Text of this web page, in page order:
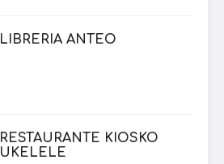
LIBRERIA ANTEO
RESTAURANTE KIOSKO
UKELELE